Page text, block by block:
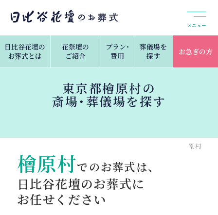
メニュー
日比谷花壇の
お葬式とは
花祭壇の
ご紹介
プラン・
費用
葬儀場を
探す
お急ぎの方
東京都檜原村の
斎場・葬儀場を探す
檜原村
檜原村でのお葬式は、
日比谷花壇のお葬式に
お任せください